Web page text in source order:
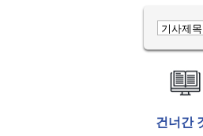
건너간